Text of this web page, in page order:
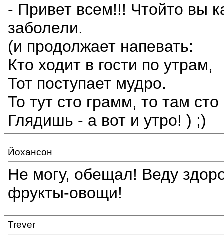
- Привет всем!!! Чтойто вы
заболели.
(и продолжает напевать:
Кто ходит в гости по утрам,
Тот поступает мудро.
То тут сто грамм, то там
Глядишь - а вот и утро! ) ;)
Йохансон
Не могу, обещал! Веду
фрукты-овощи!
Trever